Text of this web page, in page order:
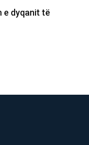
e fotove